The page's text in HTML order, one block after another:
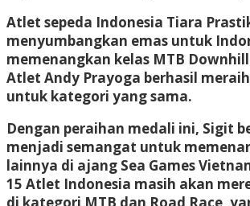
Atlet sepeda Indonesia Tiara
menyumbangkan emas untuk
memenangkan kelas MTB
Atlet Andy Prayoga berhasil
untuk kategori yang sama.
Dengan peraihan medali ini, Sigit
menjadi semangat untuk
lainnya di ajang Sea Games
15 Atlet Indonesia masih akan
di kategori MTB dan Road Race,